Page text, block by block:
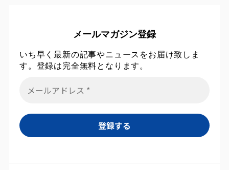
メールマガジン登録
いち早く最新の記事やニュースをお届け致しま
す。登録は完全無料となります。